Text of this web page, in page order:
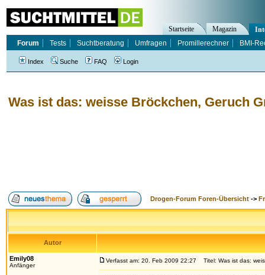
Was ist das: weisse Bröckchen, Geruch
Drogen-Forum Foren-Übersicht ->
Autor
Emily08
Anfänger
Verfasst am: 20. Feb 2009 22:27 Titel: Was ist das:
Startseite Magazin
Forum
Tests Suchtberatung Umfragen Promillerechner BMI-
Index Suche FAQ Login